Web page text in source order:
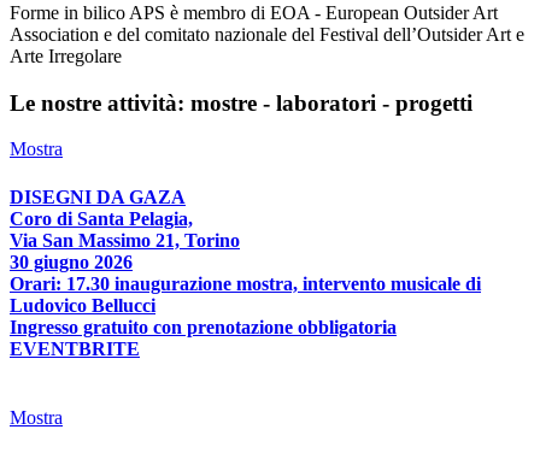
Forme in bilico APS è membro di EOA - European Outsider Art
Association e del comitato nazionale del Festival dell’Outsider Art e
Arte Irregolare
Le nostre attività: mostre - laboratori - progetti
Mostra
DISEGNI DA GAZA
Coro di Santa Pelagia,
Via San Massimo 21, Torino
30 giugno 2026
Orari: 17.30 inaugurazione mostra, intervento musicale di
Ludovico Bellucci
Ingresso gratuito con prenotazione obbligatoria
EVENTBRITE
Mostra